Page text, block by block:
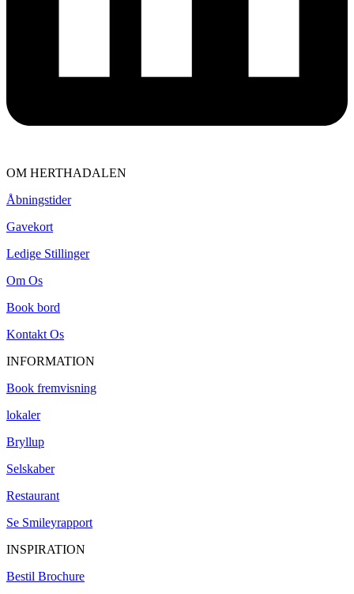
OM HERTHADALEN
Åbningstider
Gavekort
Ledige Stillinger
Om Os
Book bord
Kontakt Os
INFORMATION
Book fremvisning
lokaler
Bryllup
Selskaber
Restaurant
Se Smileyrapport
INSPIRATION
Bestil Brochure